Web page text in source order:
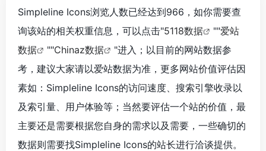
Simpleline Icons浏览人数已经达到966，如你需要查
询该站的相关权重信息，可以点击"5118数据 ""爱站
数据
""Chinaz数据
"进入；以目前的网站数据参
考，建议大家请以爱站数据为准，更多网站价值评估因
素如：Simpleline Icons的访问速度、搜索引擎收录以
及索引量、用户体验等；当然要评估一个站的价值，最
主要还是需要根据您自身的需求以及需要，一些确切的
数据则需要找Simpleline Icons的站长进行洽谈提供。